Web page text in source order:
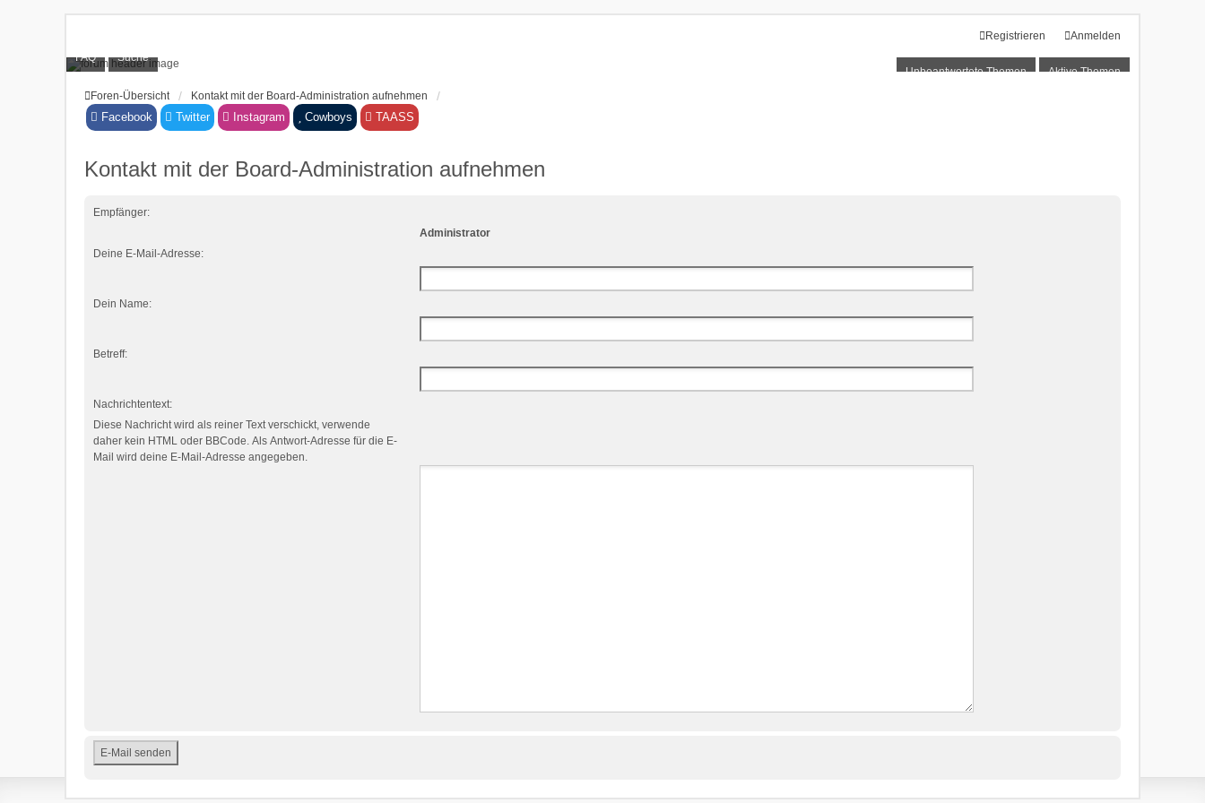
Anmelden
Registrieren
Unbeantwortete Themen Aktive Themen
FAQ Suche
Foren-Übersicht Kontakt mit der Board-Administration aufnehmen
Facebook Twitter Instagram Cowboys TAASS
Kontakt mit der Board-Administration aufnehmen
Empfänger:
Administrator
Deine E-Mail-Adresse:
Dein Name:
Betreff:
Nachrichtentext:
Diese Nachricht wird als reiner Text verschickt, verwende
daher kein HTML oder BBCode. Als Antwort-Adresse für die E-
Mail wird deine E-Mail-Adresse angegeben.